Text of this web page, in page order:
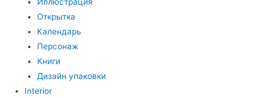
Открытка
Календарь
Персонаж
Книги
Дизайн упаковки
Interior